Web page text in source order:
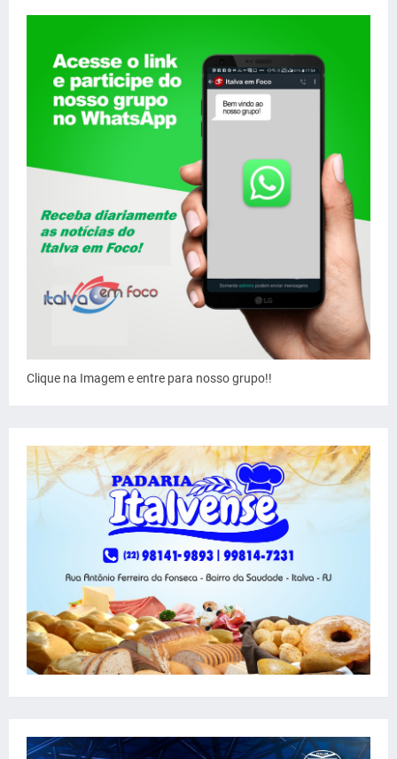
Clique na Imagem e entre para nosso grupo!!